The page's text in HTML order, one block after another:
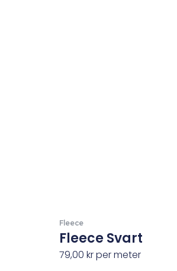
Fleece
Fleece Svart
79,00krper meter